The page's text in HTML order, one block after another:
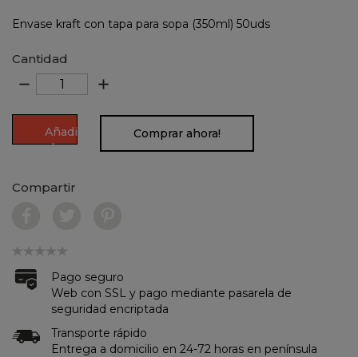
Envase kraft con tapa para sopa (350ml) 50uds
Cantidad
remove add
Añadir
al
Comprar ahora!
Compartir
Pago seguro
Web con SSL y pago mediante pasarela de
seguridad encriptada
Transporte rápido
Entrega a domicilio en 24-72 horas en península